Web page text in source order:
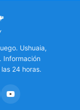
Ushuaia,
Información
24 horas.